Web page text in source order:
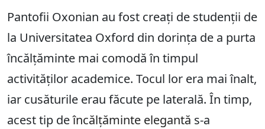
Pantofii Oxonian au fost creați de studenții de
la Universitatea Oxford din dorința de a purta
încălțăminte mai comodă în timpul
activităților academice. Tocul lor era mai înalt,
iar cusăturile erau făcute pe laterală. În timp,
acest tip deîncălțăminte elegantă s-a